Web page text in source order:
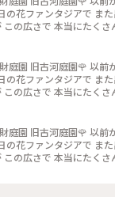
の広さで 本当にたくさ
った 洋館の喫茶室で ゆ
の広さで 本当にたくさ
った 洋館の喫茶室で ゆ
の広さで 本当にたくさ
った 洋館の喫茶室で ゆ